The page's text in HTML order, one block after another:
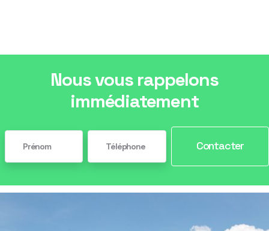
Nous vous rappelons
immédiatement
Contacter